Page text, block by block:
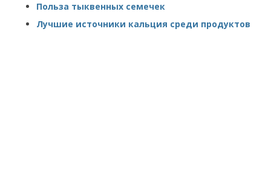
Польза тыквенных семечек
Лучшие источники кальция среди продуктов